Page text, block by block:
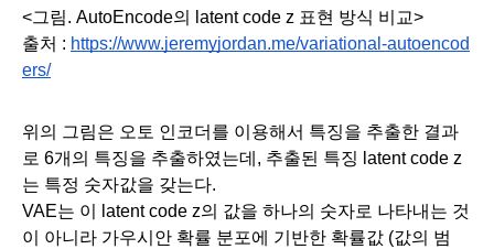
<그림. AutoEncode의 latent code z 표현 방식 비교>
출처 : https://www.jeremyjordan.me/variational-autoencod
ers/
위의 그림은 오토 인코더를 이용해서 특징을 추출한 결과
로 6개의 특징을 추출하였는데, 추출된 특징 latent code z
는 특정 숫자값을 갖는다.
VAE는 이 latent code z의 값을 하나의 숫자로 나타내는 것
이 아니라 가우시안 확률 분포에 기반한 확률값 (값의 범